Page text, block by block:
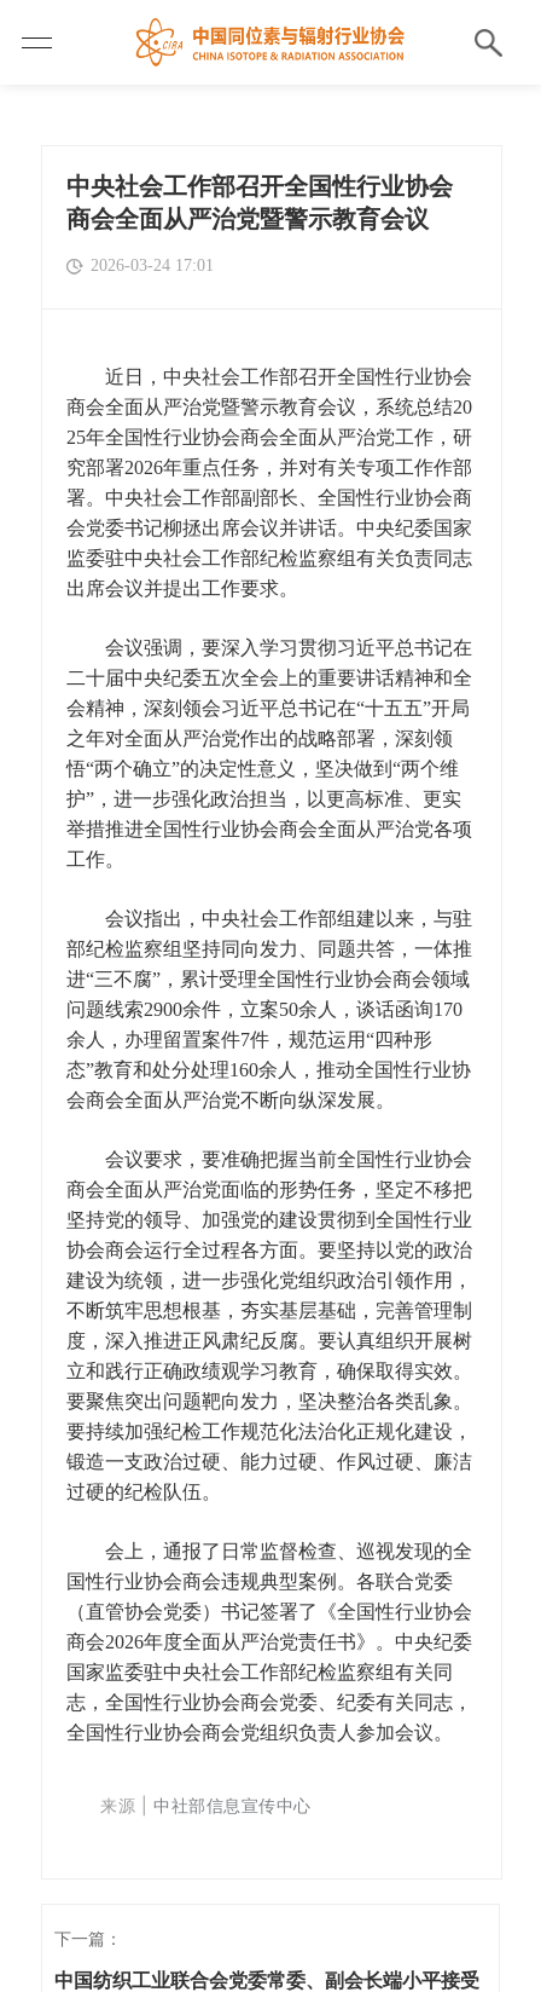
中央社会工作部召开全国性行业协会
商会全面从严治党暨警示教育会议
2026-03-24 17:01
近日，中央社会工作部召开全国性行业协会
商会全面从严治党暨警示教育会议，系统总结20
25年全国性行业协会商会全面从严治党工作，研
究部署2026年重点任务，并对有关专项工作作部
署。中央社会工作部副部长、全国性行业协会商
会党委书记柳拯出席会议并讲话。中央纪委国家
监委驻中央社会工作部纪检监察组有关负责同志
出席会议并提出工作要求。
会议强调，要深入学习贯彻习近平总书记在
二十届中央纪委五次全会上的重要讲话精神和全
会精神，深刻领会习近平总书记在“十五五”开局
之年对全面从严治党作出的战略部署，深刻领
悟“两个确立”的决定性意义，坚决做到“两个维
护”，进一步强化政治担当，以更高标准、更实
举措推进全国性行业协会商会全面从严治党各项
工作。
会议指出，中央社会工作部组建以来，与驻
部纪检监察组坚持同向发力、同题共答，一体推
进“三不腐”，累计受理全国性行业协会商会领域
问题线索2900余件，立案50余人，谈话函询170
余人，办理留置案件7件，规范运用“四种形
态”教育和处分处理160余人，推动全国性行业协
会商会全面从严治党不断向纵深发展。
会议要求，要准确把握当前全国性行业协会
商会全面从严治党面临的形势任务，坚定不移把
坚持党的领导、加强党的建设贯彻到全国性行业
协会商会运行全过程各方面。要坚持以党的政治
建设为统领，进一步强化党组织政治引领作用，
不断筑牢思想根基，夯实基层基础，完善管理制
度，深入推进正风肃纪反腐。要认真组织开展树
立和践行正确政绩观学习教育，确保取得实效。
要聚焦突出问题靶向发力，坚决整治各类乱象。
要持续加强纪检工作规范化法治化正规化建设，
锻造一支政治过硬、能力过硬、作风过硬、廉洁
过硬的纪检队伍。
会上，通报了日常监督检查、巡视发现的全
国性行业协会商会违规典型案例。各联合党委
（直管协会党委）书记签署了《全国性行业协会
商会2026年度全面从严治党责任书》。中央纪委
国家监委驻中央社会工作部纪检监察组有关同
志，全国性行业协会商会党委、纪委有关同志，
全国性行业协会商会党组织负责人参加会议。
来源 |中社部信息宣传中心
下一篇：
中国纺织工业联合会党委常委、副会长端小平接受